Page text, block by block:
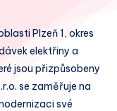
Plzeň 1, okres
elektřiny a
jsou přizpůsobeny
se zaměřuje na
své